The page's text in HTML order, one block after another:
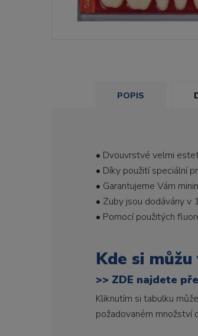
POPIS
• Dvouvrstvé velmi
• Díky použití speciální
• Garantujeme Vám
• Zuby jsou dodávány v
• Pomocí použitých
Kde si
>> ZDE najdete
Kliknutím si tabulku
požadovaném množství